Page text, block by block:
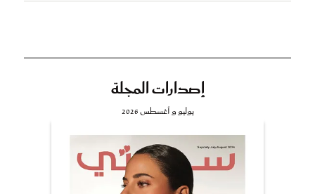
إصدارات المجلة
يوليو و أغسطس 2026